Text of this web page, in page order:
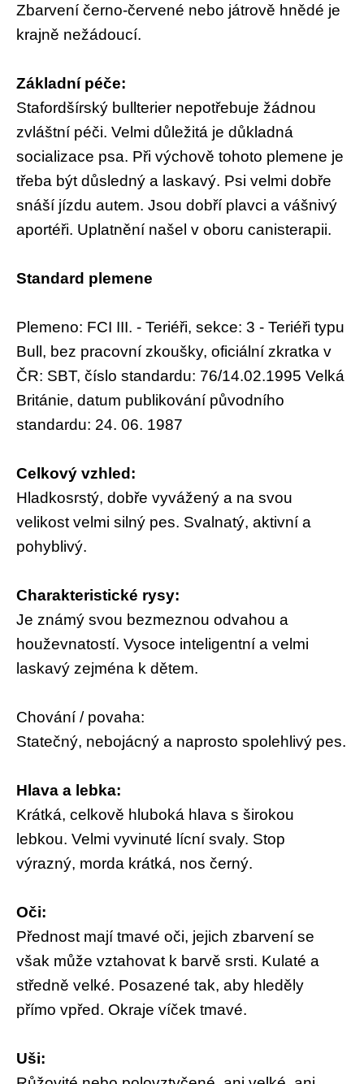
Zbarvení černo-červené nebo játrově hnědé je
krajně nežádoucí.
Základní péče:
Stafordšírský bullterier nepotřebuje žádnou
zvláštní péči. Velmi důležitá je důkladná
socializace psa. Při výchově tohoto plemene je
třeba být důsledný a laskavý. Psi velmi dobře
snáší jízdu autem. Jsou dobří plavci a vášnivý
aportéři. Uplatnění našel v oboru canisterapii.
Standard plemene
Plemeno: FCI III. - Teriéři, sekce: 3 - Teriéři typu
Bull, bez pracovní zkoušky, oficiální zkratka v
ČR: SBT, číslo standardu: 76/14.02.1995 Velká
Británie, datum publikování původního
standardu: 24. 06. 1987
Celkový vzhled:
Hladkosrstý, dobře vyvážený a na svou
velikost velmi silný pes. Svalnatý, aktivní a
pohyblivý.
Charakteristické rysy:
Je známý svou bezmeznou odvahou a
houževnatostí. Vysoce inteligentní a velmi
laskavý zejména k dětem.
Chování / povaha:
Statečný, nebojácný a naprosto spolehlivý pes.
Hlava a lebka:
Krátká, celkově hluboká hlava s širokou
lebkou. Velmi vyvinuté lícní svaly. Stop
výrazný, morda krátká, nos černý.
Oči:
Přednost mají tmavé oči, jejich zbarvení se
však může vztahovat k barvě srsti. Kulaté a
středně velké. Posazené tak, aby hleděly
přímo vpřed. Okraje víček tmavé.
Uši: